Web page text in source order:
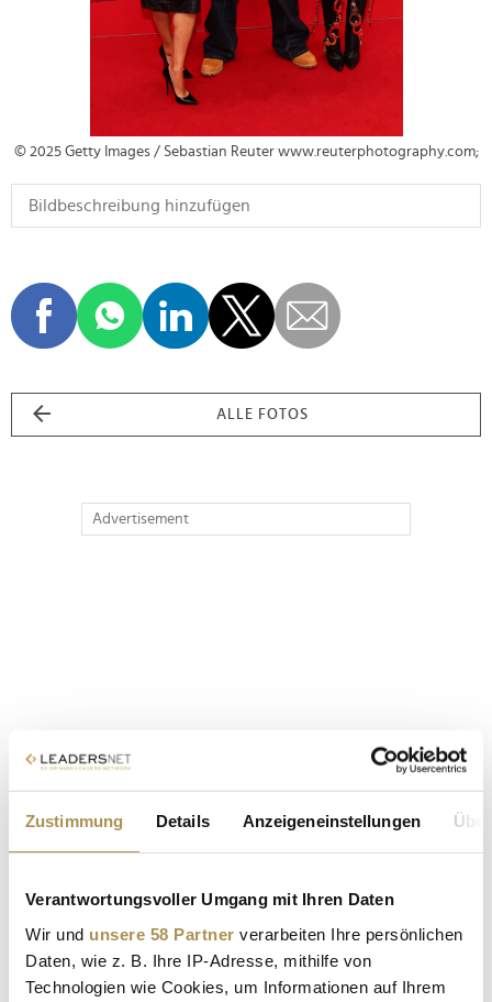
Zustimmung Details Anzeigeneinstellungen
Verantwortungsvoller Umgang mit Ihren Daten
Wir und unsere 58 Partner verarbeiten Ihre persönlichen
Daten, wie z. B. Ihre IP-Adresse, mithilfe von
Technologien wie Cookies, um Informationen auf Ihrem
© 2025 Getty Images / Sebastian Reuter www.reuterphotography.com;
ALLE FOTOS
Advertisement